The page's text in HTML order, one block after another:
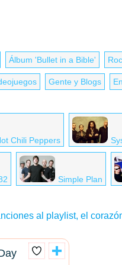
Álbum 'Bullet in a Bible'
Gente y Blogs
Chili Peppers
Simple Plan
al playlist, el